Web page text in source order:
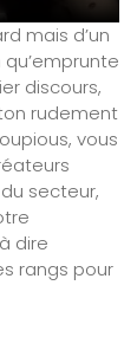
mais d’un
discours,
rudement
vous
secteur,
dire
rangs pour